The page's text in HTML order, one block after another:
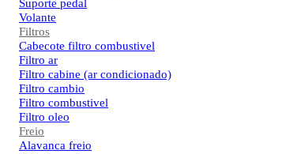
Suporte pedal
Volante
Filtros
Cabecote filtro combustivel
Filtro ar
Filtro cabine (ar condicionado)
Filtro cambio
Filtro combustivel
Filtro oleo
Freio
Alavanca freio